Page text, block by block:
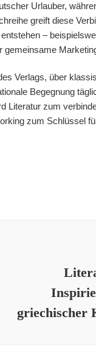
Urlauber,
greift diese
–
gemeinsame
Verlags, über
Begegnung
Literatur zum
zum Schlüssel
griechischer